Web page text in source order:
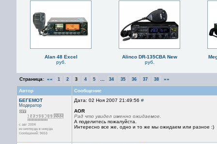
Alan 48 Excel
руб.
Alinco DR-135CBA New
руб.
Страница: «« 1 2 3 4 5 34 35 36 37 38 »»
Автор
Сообщение
БЕГЕМОТ
Модератор
с авг 2004
из ниоткуда в никуда
Сообщений: 9653
Дата: 02 Ноя 2007 21:49:56 #
AOR
Рад что увидел именно ожидаемое.
А поделитесь пожалуйста.
Интересно все же, одно и то же мы ожидаем или разное :)